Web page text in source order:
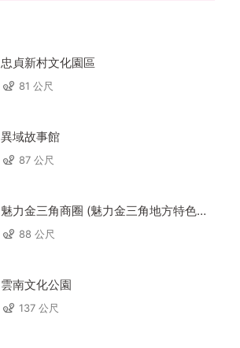
忠貞新村文化園區
81 公尺
異域故事館
87 公尺
魅力金三角商圈 (魅力金三角地方特色產
業發展協會)
88 公尺
雲南文化公園
137 公尺